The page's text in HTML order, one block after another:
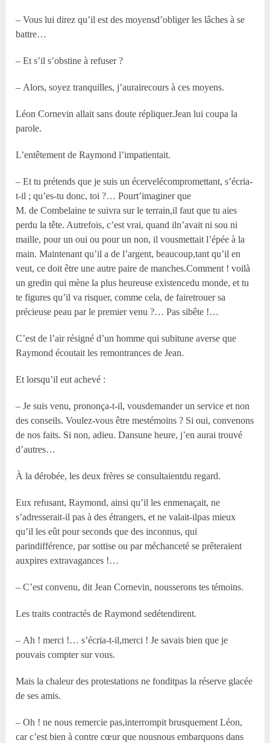
– Vous lui direz qu’il est des moyensd’obliger les lâches à se
battre…
– Et s’il s’obstine à refuser ?
– Alors, soyez tranquilles, j’aurairecours à ces moyens.
Léon Cornevin allait sans doute répliquer.Jean lui coupa la
parole.
L’entêtement de Raymond l’impatientait.
– Et tu prétends que je suis un écervelécompromettant, s’écria-
t-il ; qu’es-tu donc, toi ?… Pourt’imaginer que
M. de Combelaine te suivra sur le terrain,il faut que tu aies
perdu la tête. Autrefois, c’est vrai, quand iln’avait ni sou ni
maille, pour un oui ou pour un non, il vousmettait l’épée à la
main. Maintenant qu’il a de l’argent, beaucoup,tant qu’il en
veut, ce doit être une autre paire de manches.Comment ! voilà
un gredin qui mène la plus heureuse existencedu monde, et tu
te figures qu’il va risquer, comme cela, de fairetrouer sa
précieuse peau par le premier venu ?… Pas sibête !…
C’est de l’air résigné d’un homme qui subitune averse que
Raymond écoutait les remontrances de Jean.
Et lorsqu’il eut achevé :
– Je suis venu, prononça-t-il, vousdemander un service et non
des conseils. Voulez-vous être mestémoins ? Si oui, convenons
de nos faits. Si non, adieu. Dansune heure, j’en aurai trouvé
d’autres…
À la dérobée, les deux frères se consultaientdu regard.
Eux refusant, Raymond, ainsi qu’il les enmenaçait, ne
s’adresserait-il pas à des étrangers, et ne valait-ilpas mieux
qu’il les eût pour seconds que des inconnus, qui
parindifférence, par sottise ou par méchanceté se prêteraient
auxpires extravagances !…
– C’est convenu, dit Jean Cornevin, nousserons tes témoins.
Les traits contractés de Raymond sedétendirent.
– Ah ! merci !… s’écria-t-il,merci ! Je savais bien que je
pouvais compter sur vous.
Mais la chaleur des protestations ne fonditpas la réserve glacée
de ses amis.
– Oh ! ne nous remercie pas,interrompit brusquement Léon,
car c’est bien à contre cœur que nousnous embarquons dans